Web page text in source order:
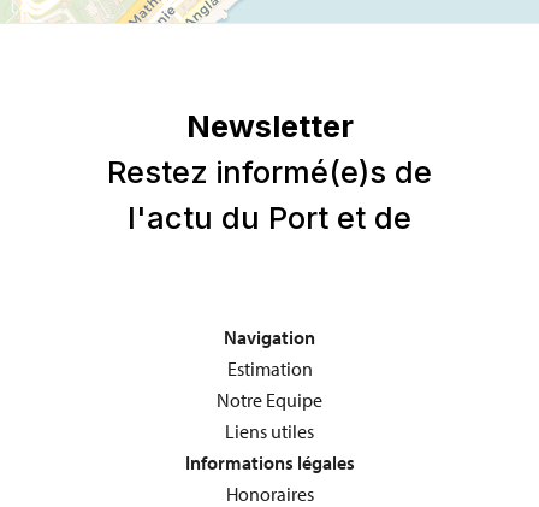
Navigation
Estimation
Notre Equipe
Liens utiles
Informations légales
Honoraires